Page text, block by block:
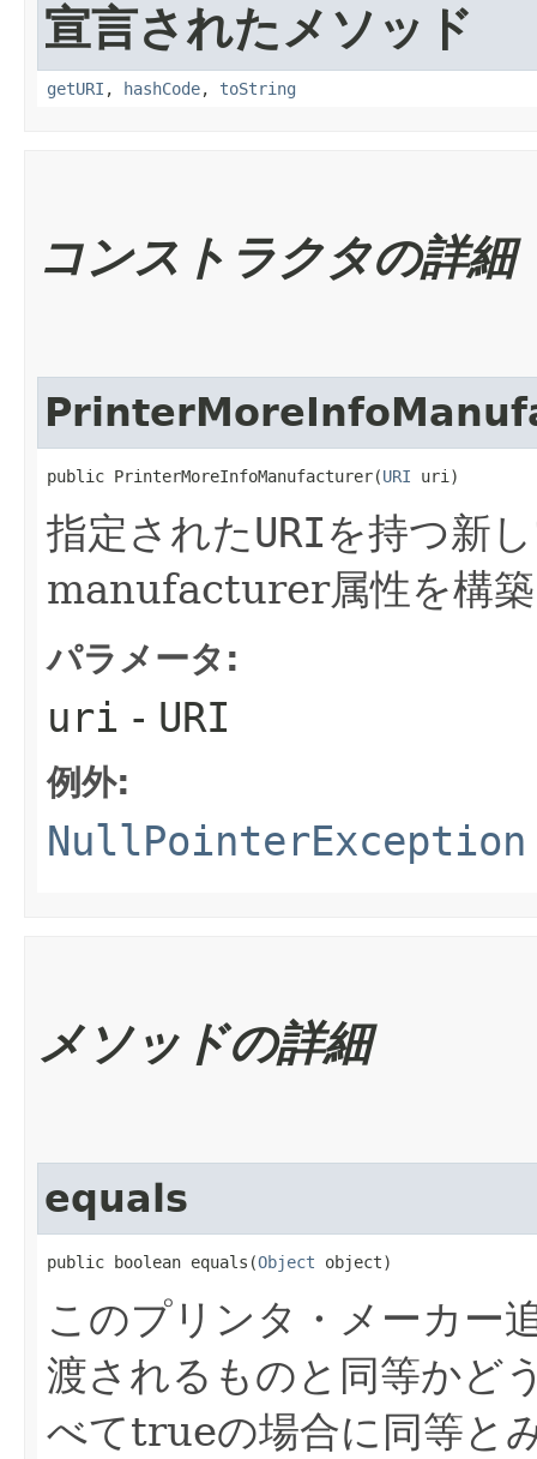
宣言されたメソッド
getURI , hashCode, toString
コンストラクタの詳細
public PrinterMoreInfoManufacturer​(URI uri)
指定されたURIを持つ新
manufacturer属性を構
パラメータ:
uri - URI
例外:
NullPointerException
メソッドの詳細
equals
public boolean equals​(Object object)
このプリンタ・メーカー
渡されるものと同等かど
べてtrueの場合に同等と